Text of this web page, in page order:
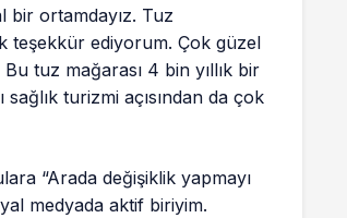
bir ortamdayız. Tuz
teşekkür ediyorum. Çok güzel
tuz mağarası 4 bin yıllık bir
turizmi açısından da çok
“Arada değişiklik yapmayı
medyada aktif biriyim.